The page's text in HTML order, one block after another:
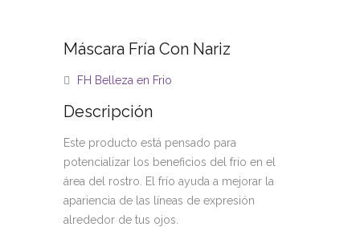
Máscara Fría Con Nariz
FH Belleza en Frio
Descripción
Este producto está pensado para
potencializar los beneficios del frío en el
área del rostro. El frío ayuda a mejorar la
apariencia de las líneas de expresión
alrededor de tus ojos.